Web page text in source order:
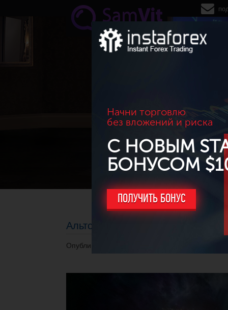
Перейти к основному содержанию
Начни торговлю
без вложений и риска
С НОВЫМ
БОНУСОМ
ПОЛУЧИТЬ БОНУС
Альтсезон находится в самом
Опубликовано 16.04.2021 в 16:15.